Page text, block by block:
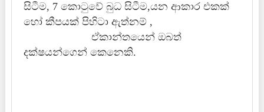
සිටීම, 7 කොටුවේ බුධ සිටීම,යන ආකාර එකක්
හෝ කීපයක් පිහිටා ඇත්නම් ,
ඒකාන්තයෙන් ඔබත්
දක්ෂයන්ගෙන් කෙනෙකි.